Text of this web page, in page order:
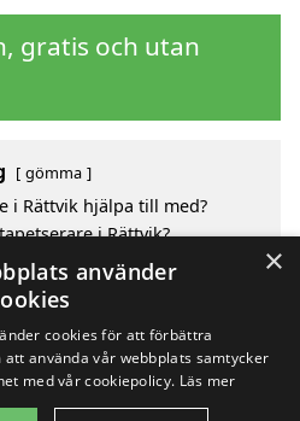
gratis och utan
gömma
i Rättvik hjälpa till med?
i Rättvik?
i Rättvik
i de omgivande
×
använder
cookies för att förbättra
använda vår webbplats samtycker
med vår cookiepolicy. Läs mer